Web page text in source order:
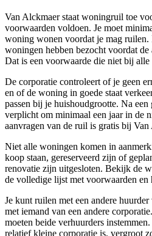
Van Alckmaer staat woningruil toe
voorwaarden voldoen. Je moet
woning wonen voordat je mag ruilen.
woningen hebben bezocht voordat
Dat is een voorwaarde die niet bij alle
De corporatie controleert of je geen
en of de woning in goede staat
passen bij je huishoudgrootte. Na
verplicht om minimaal een jaar in de
aanvragen van de ruil is gratis bij Van
Niet alle woningen komen in
koop staan, gereserveerd zijn of
renovatie zijn uitgesloten. Bekijk de
de volledige lijst met voorwaarden en
Je kunt ruilen met een andere
met iemand van een andere
moeten beide verhuurders
relatief kleine corporatie is, vergroot